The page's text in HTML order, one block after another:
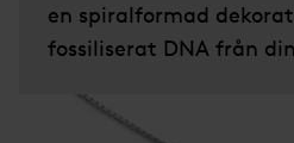
en spiralformad
fossiliserat DNA från